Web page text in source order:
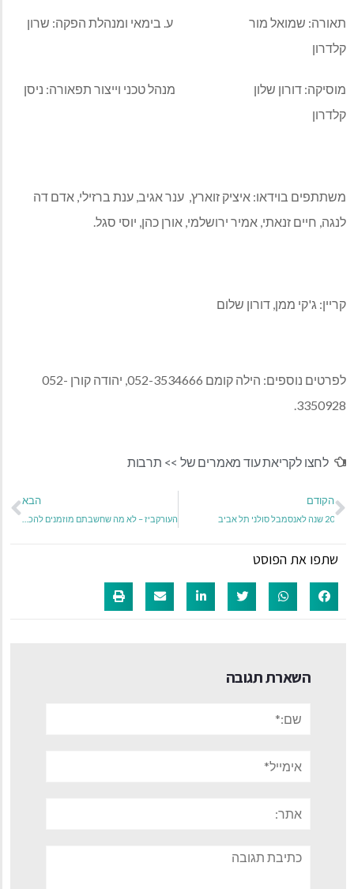
תאורה: שמואל מור ע. בימאי ומנהלת הפקה: שרון
קלדרון
מוסיקה: דורון שלון מנהל טכני וייצור תפאורה: ניסן
קלדרון
משתתפים בוידאו: איציק זוארץ, ענר אגיב, ענת ברזילי, אדם דה
לנגה, חיים זנאתי, אמיר ירושלמי, אורן כהן, יוסי סגל.
קריין: ג'קי ממן, דורון שלום
לפרטים נוספים: הילה קומם 052-3534666, יהודה קורן 052-
3350928.
לחצו לקריאת עוד מאמרים של >> תרבות
הקודם
20 שנה לאנסמבל סולני תל אביב
הבא
שתפו את הפוסט
השארת תגובה
תגובה